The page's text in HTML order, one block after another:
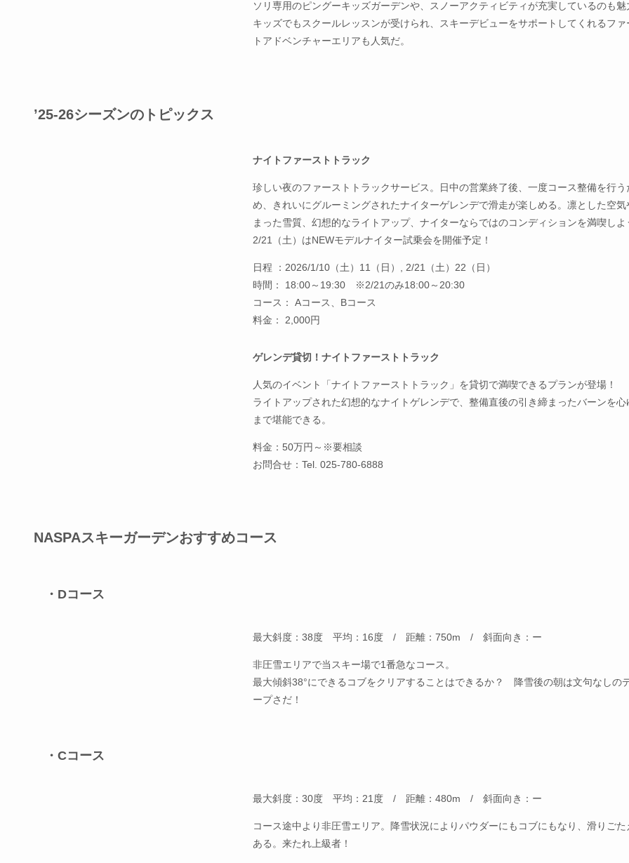
ソリ専用のピングーキッズガーデンや、スノーアクティビティが充実しているのも魅
キッズでもスクールレッスンが受けられ、スキーデビューをサポートしてくれるファ
トアドベンチャーエリアも人気だ。
’25-26シーズンのトピックス
ナイトファーストトラック
珍しい夜のファーストトラックサービス。日中の営業終了後、一度コース整備を行う
め、きれいにグルーミングされたナイターゲレンデで滑走が楽しめる。凛とした空気
まった雪質、幻想的なライトアップ、ナイターならではのコンディションを満喫しよ
2/21（土）はNEWモデルナイター試乗会を開催予定！
日程 ：2026/1/10（土）11（日）, 2/21（土）22（日）
時間： 18:00～19:30 ※2/21のみ18:00～20:30
コース： Aコース、Bコース
料金： 2,000円
ゲレンデ貸切！ナイトファーストトラック
人気のイベント「ナイトファーストトラック」を貸切で満喫できるプランが登場！
ライトアップされた幻想的なナイトゲレンデで、整備直後の引き締まったバーンを心
まで堪能できる。
料金：50万円～※要相談
お問合せ：Tel. 025-780-6888
NASPAスキーガーデンおすすめコース
・Dコース
最大斜度：38度 平均：16度 / 距離：750m / 斜面向き：ー
非圧雪エリアで当スキー場で1番急なコース。
最大傾斜38°にできるコブをクリアすることはできるか？ 降雪後の朝は文句なしの
ープさだ！
・Cコース
最大斜度：30度 平均：21度 / 距離：480m / 斜面向き：ー
コース途中より非圧雪エリア。降雪状況によりパウダーにもコブにもなり、滑りごた
ある。来たれ上級者！